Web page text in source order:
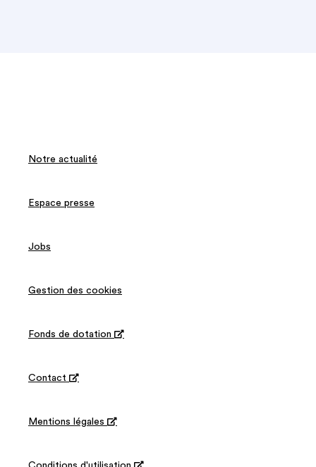
Notre actualité
Espace presse
Jobs
Gestion des cookies
Fonds de dotation 
Contact 
Mentions légales 